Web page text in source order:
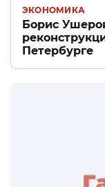
ЭКОНОМИКА
Борис
Петербурге